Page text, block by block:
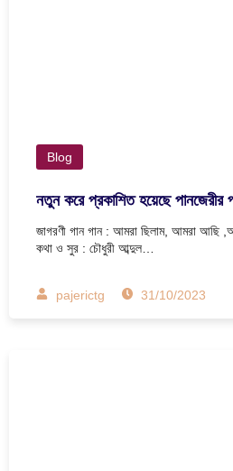
Blog
নতুন করে প্রকাশিত হয়েছে পানজেরীর
জাগরণী গান গান : আমরা ছিলাম, আমরা আছি
কথা ও সুর : চৌধুরী আব্দুল…
pajerictg 31/10/2023